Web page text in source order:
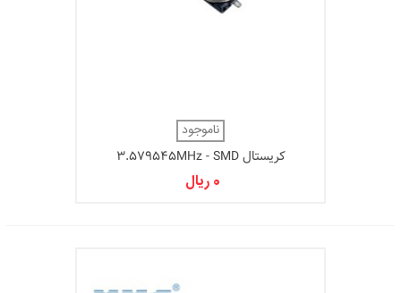
ناموجود
کریستال 3.579545MHz - SMD
0 ریال